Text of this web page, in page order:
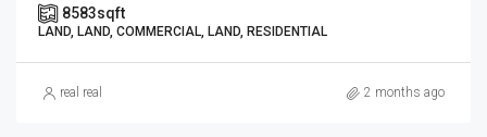
8583sqft
LAND, LAND, COMMERCIAL, LAND, RESIDENTIAL
real real 2 months ago